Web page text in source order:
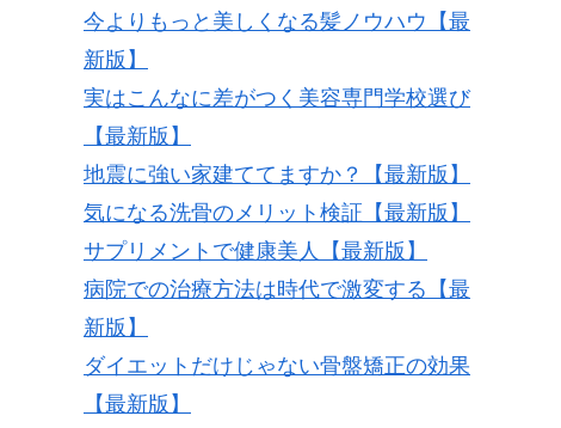
今よりもっと美しくなる髪ノウハウ【最
新版】
実はこんなに差がつく美容専門学校選び
【最新版】
地震に強い家建ててますか？【最新版】
気になる洗骨のメリット検証【最新版】
サプリメントで健康美人【最新版】
病院での治療方法は時代で激変する【最
新版】
ダイエットだけじゃない骨盤矯正の効果
【最新版】